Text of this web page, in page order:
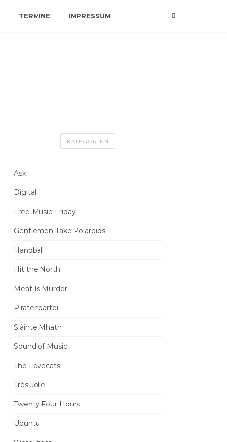
TERMINE IMPRESSUM
KATEGORIEN
Ask
Digital
Free-Music-Friday
Gentlemen Take Polaroids
Handball
Hit the North
Meat Is Murder
Piratenpartei
Slàinte Mhath
Sound of Music
The Lovecats
Trés Jolie
Twenty Four Hours
Ubuntu